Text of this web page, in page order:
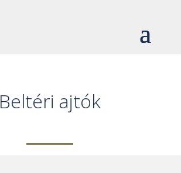
Beltéri ajtók